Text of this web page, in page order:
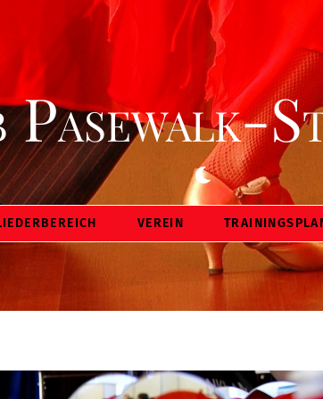
Dark
mode
VEREIN
Back
To
Top